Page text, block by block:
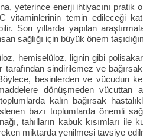
yeterince enerji ihtiyacını pratik
vitaminlerinin temin edileceği
Son yıllarda yapılan
sağlığı için büyük önem
hemiselüloz, lignin gibi
tarafından sindirilemez ve
besinlerden ve vücudun
dönüşmeden vücuttan
kalın bağırsak
bazı toplumlarda önemli
tahılların kabuk kısımları ile
miktarda yenilmesi tavsiye